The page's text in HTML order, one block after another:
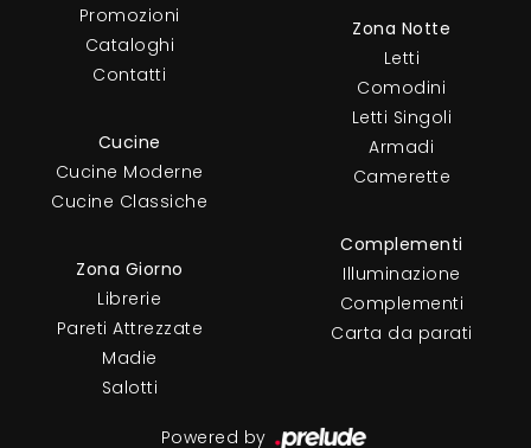
Promozioni
Cataloghi
Contatti
Cucine
Cucine Moderne
Cucine Classiche
Zona Giorno
Librerie
Pareti Attrezzate
Madie
Salotti
Zona Notte
Letti
Comodini
Letti Singoli
Armadi
Camerette
Complementi
Illuminazione
Complementi
Carta da parati
Powered by